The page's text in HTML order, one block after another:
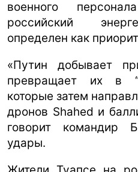
военного
российский
определен как
«Путин добывает
превращает их в
которые затем
дронов Shahed и
говорит командир
удары.